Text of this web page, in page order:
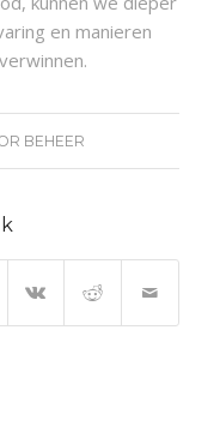
en manieren
BEHEER